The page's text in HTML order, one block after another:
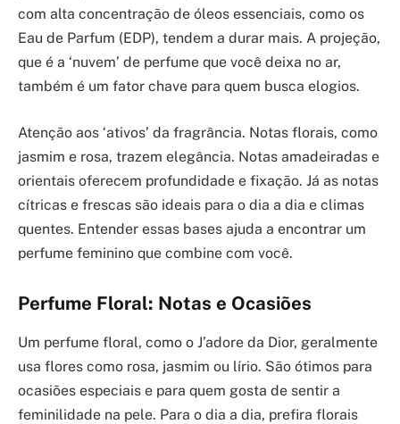
com alta concentração de óleos essenciais, como os
Eau de Parfum (EDP), tendem a durar mais. A projeção,
que é a ‘nuvem’ de perfume que você deixa no ar,
também é um fator chave para quem busca elogios.
Atenção aos ‘ativos’ da fragrância. Notas florais, como
jasmim e rosa, trazem elegância. Notas amadeiradas e
orientais oferecem profundidade e fixação. Já as notas
cítricas e frescas são ideais para o dia a dia e climas
quentes. Entender essas bases ajuda a encontrar um
perfume feminino que combine com você.
Perfume Floral: Notas e Ocasiões
Um perfume floral, como o J’adore da Dior, geralmente
usa flores como rosa, jasmim ou lírio. São ótimos para
ocasiões especiais e para quem gosta de sentir a
feminilidade na pele. Para o dia a dia, prefira florais